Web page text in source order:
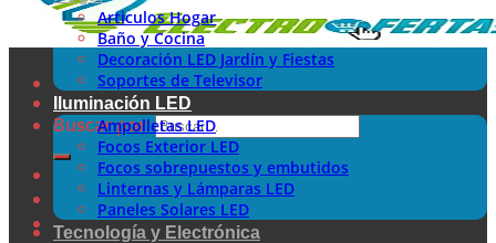
Buscar por:
Articulos Hogar
Baño y Cocina
Decoración LED Jardín y Fiestas
Soportes de Televisor
Iluminación LED
Ampolletas LED
Focos Exterior LED
Focos sobrepuestos y embutidos
Linternas y Lámparas LED
Paneles Solares LED
Tecnología y Electrónica